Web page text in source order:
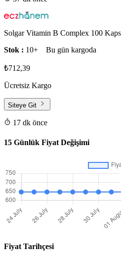
Solgar Vitamin B Complex 100
Stok : 10+ Bu gün kargoda
₺712,39
Ücretsiz Kargo
Siteye Git
17 dk önce
15 Günlük Fiyat Değişimi
Fiyat Tarihçesi